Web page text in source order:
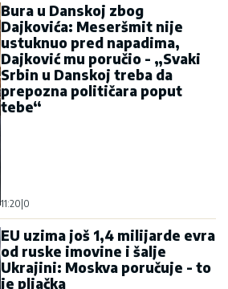
Bura u Danskoj zbog
Dajkovića: Meseršmit nije
ustuknuo pred napadima,
Dajković mu poručio - „Svaki
Srbin u Danskoj treba da
prepozna političara poput
tebe“
11:20 0
EU uzima još 1,4 milijarde evra
od ruske imovine i šalje
Ukrajini: Moskva poručuje - to
je pljačka